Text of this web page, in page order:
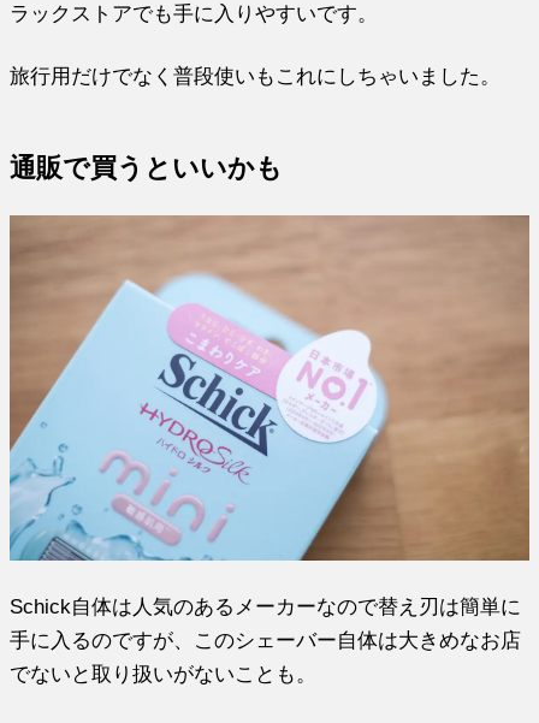
ラックストアでも手に入りやすいです。
旅行用だけでなく普段使いもこれにしちゃいました。
通販で買うといいかも
Schick自体は人気のあるメーカーなので替え刃は簡単に
手に入るのですが、このシェーバー自体は大きめなお店
でないと取り扱いがないことも。